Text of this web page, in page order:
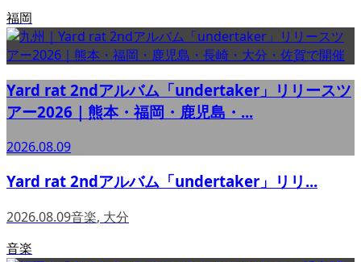
福岡
Yard rat 2ndアルバム「undertaker」リリースツ
アー2026｜熊本・福岡・鹿児島・...
2026.08.09
Yard rat 2ndアルバム「undertaker」リリ...
2026.08.09音楽, 大分
音楽